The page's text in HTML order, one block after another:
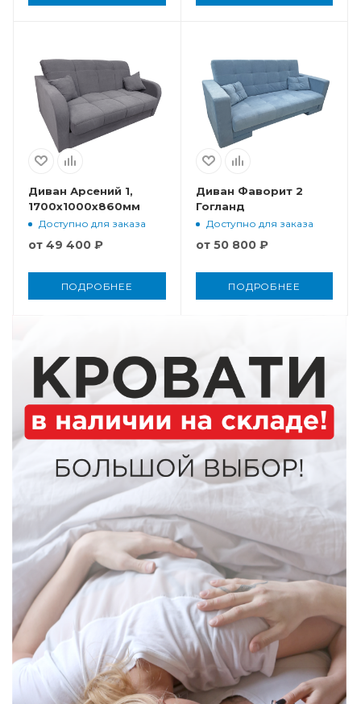
Диван Арсений 1,
1700x1000x860мм
Доступно для заказа
от 49 400 ₽
ПОДРОБНЕЕ
Диван Фаворит 2
Гогланд
Доступно для заказа
от 50 800 ₽
ПОДРОБНЕЕ